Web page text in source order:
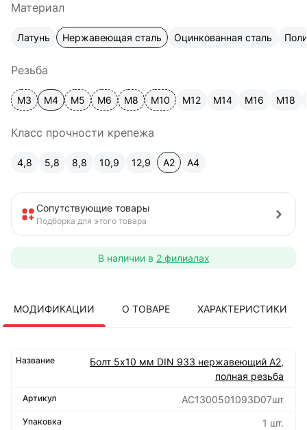
Материал
Латунь Нержавеющая сталь Оцинкованная сталь
Резьба
М3 М4 М5 М6 М8 М10 М12 М14 М16 М18
Класс прочности крепежа
4,8 5,8 8,8 10,9 12,9 A2 А4
Сопутствующие товары
Подборка для этого товара
В наличии в 2 филиалах
МОДИФИКАЦИИ О ТОВАРЕ ХАРАКТЕРИСТИКИ
Болт 5х10 мм DIN 933 нержавеющий А2,
полная резьба
АС1300501093D07шт
1 шт.